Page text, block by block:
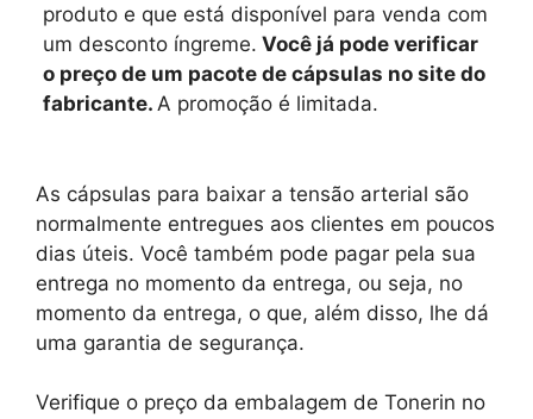
produto e que está disponível para venda com
um desconto íngreme. Você já pode verificar
o preço de um pacote de cápsulas no site do
fabricante. A promoção é limitada.
As cápsulas para baixar a tensão arterial são
normalmente entregues aos clientes em poucos
dias úteis. Você também pode pagar pela sua
entrega no momento da entrega, ou seja, no
momento da entrega, o que, além disso, lhe dá
uma garantia de segurança.
Verifique o preço da embalagem de Tonerin no